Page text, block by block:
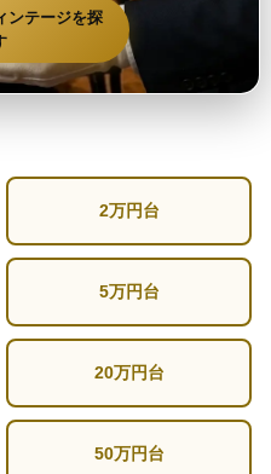
ンテージを探
2万円台
5万円台
20万円台
50万円台